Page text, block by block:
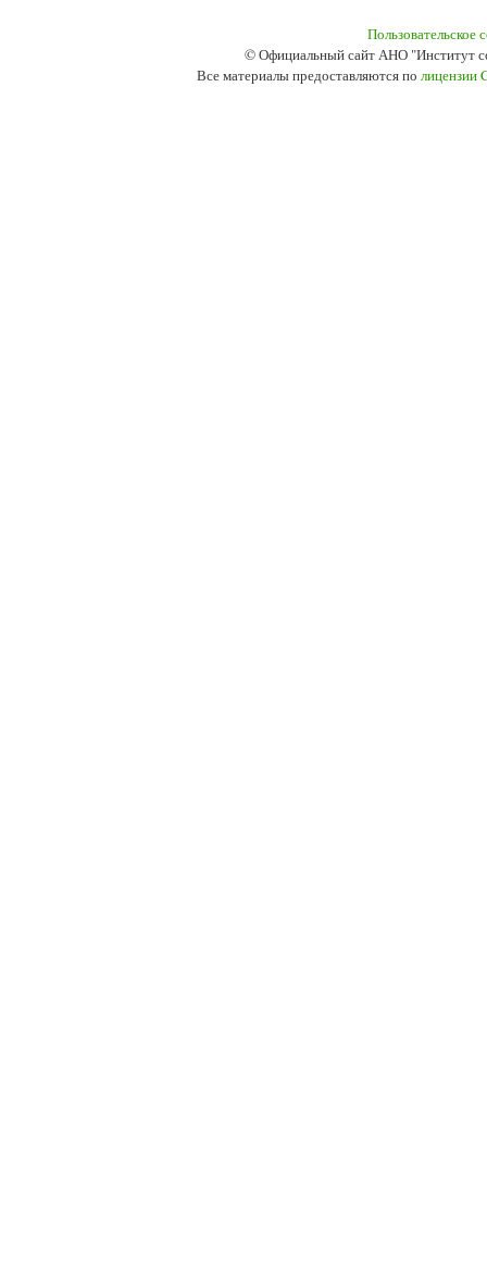
Пользовательское
© Официальный сайт АНО "Институт
Все материалы предоставляются по лицензии